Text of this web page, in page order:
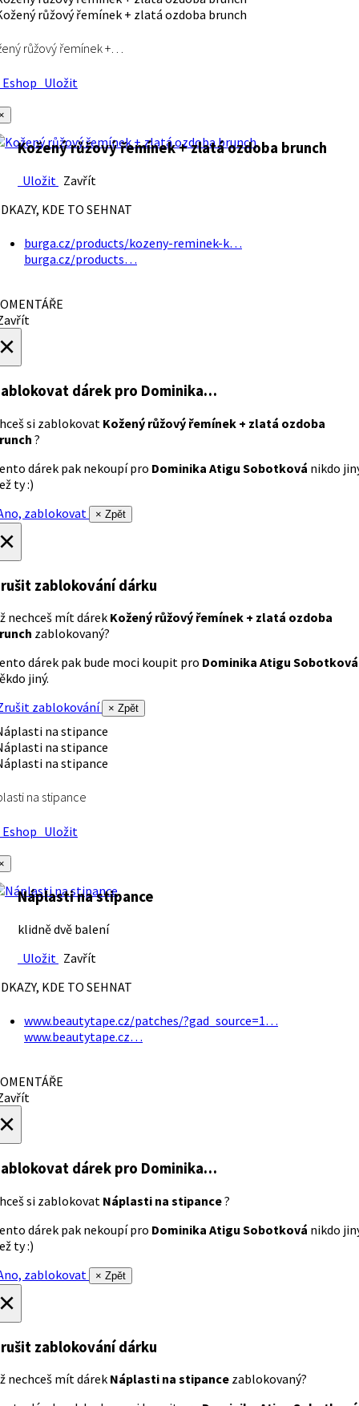
růžový řemínek +…
Uložit
Kožený růžový řemínek + zlatá ozdoba brunch
Uložit Zavřít
KDE TO SEHNAT
burga.cz/products/kozeny-reminek-k…
burga.cz/products…
dárek pro Dominika…
si zablokovat Kožený růžový řemínek + zlatá ozdoba
?
dárek pak nekoupí pro Dominika Atigu Sobotková nikdo
ty :)
zablokovat
× Zpět
zablokování dárku
nechceš mít dárek Kožený růžový řemínek + zlatá ozdoba
zablokovaný?
dárek pak bude moci koupit pro Dominika Atigu Sobotková
jiný.
zablokování
× Zpět
na stipance
Uložit
Náplasti na stipance
klidně dvě balení
Uložit Zavřít
KDE TO SEHNAT
www.beautytape.cz/patches/?gad_source=1…
www.beautytape.cz…
dárek pro Dominika…
si zablokovat Náplasti na stipance?
dárek pak nekoupí pro Dominika Atigu Sobotková nikdo
ty :)
zablokovat
× Zpět
zablokování dárku
nechceš mít dárek Náplasti na stipance zablokovaný?